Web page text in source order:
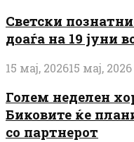
Светски
доаѓа на 19 јуни
15 мај, 202615 мај, 2026
Голем неделен
Биковите ќе
со партнерот